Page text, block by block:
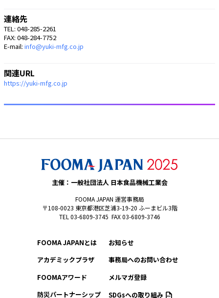
連絡先
TEL: 048-285-2261
FAX: 048-284-7752
E-mail: info@yuki-mfg.co.jp
関連URL
https://yuki-mfg.co.jp
主催：一般社団法人 日本食品機械工業会
FOOMA JAPAN 運営事務局
〒108-0023 東京都港区芝浦3-19-20 ふーまビル3階
TEL 03-6809-3745 FAX 03-6809-3746
FOOMA JAPANとは
アカデミックプラザ
FOOMAアワード
防災パートナーシップ
お知らせ
事務局へのお問い合わせ
メルマガ登録
SDGsへの取り組み